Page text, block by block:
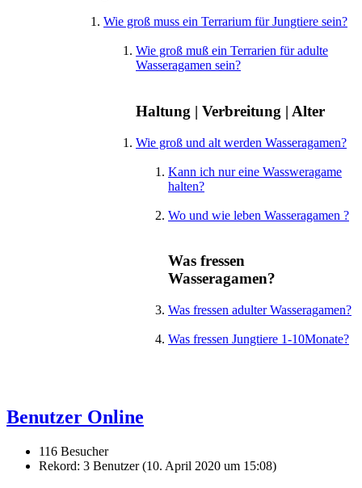
Wie groß muss ein Terrarium für Jungtiere sein?
Wie groß muß ein Terrarien für adulte
Wasseragamen sein?
Haltung | Verbreitung | Alter
Wie groß und alt werden Wasseragamen?
Kann ich nur eine Wassweragame
halten?
Wo und wie leben Wasseragamen ?
Was fressen
Wasseragamen?
Was fressen adulter Wasseragamen?
Was fressen Jungtiere 1-10Monate?
Benutzer Online
116 Besucher
Rekord: 3 Benutzer (10. April 2020 um 15:08)